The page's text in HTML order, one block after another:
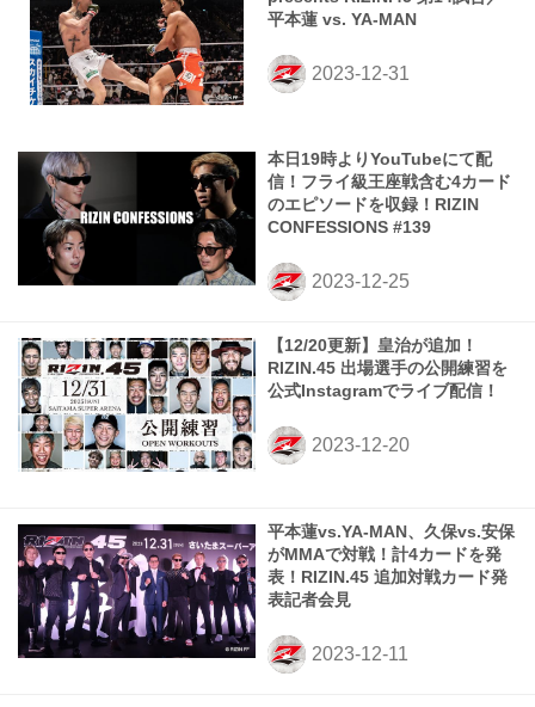
平本蓮 vs. YA-MAN
本日19時よりYouTubeにて配
信！フライ級王座戦含む4カード
のエピソードを収録！RIZIN
CONFESSIONS #139
【12/20更新】皇治が追加！
RIZIN.45 出場選手の公開練習を
公式Instagramでライブ配信！
平本蓮vs.YA-MAN、久保vs.安保
がMMAで対戦！計4カードを発
表！RIZIN.45 追加対戦カード発
表記者会見